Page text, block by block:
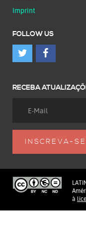
Imprint
FOLLOW US
RECEBA
à